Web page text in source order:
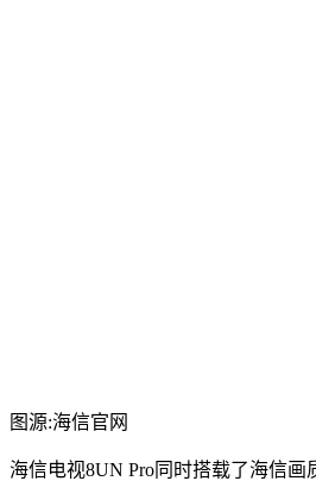
图源:海信官网
海信电视8UN Pro同时搭载了海信